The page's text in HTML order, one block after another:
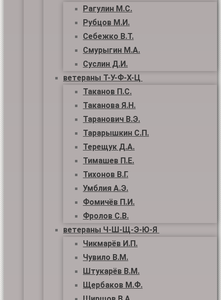
Рагулин М.С.
Рубцов М.И.
Себежко В.Т.
Смурыгин М.А.
Суслин Д.И.
ветераны Т-У-Ф-Х-Ц
Таканов П.С.
Таканова Я.Н.
Таранович В.Э.
Тарарышкин С.П.
Терещук Д.А.
Тимашев П.Е.
Тихонов В.Г.
Умблия А.Э.
Фомичёв П.И.
Фролов С.В.
ветераны Ч-Ш-Щ-Э-Ю-Я
Чикмарёв И.П.
Чувило В.М.
Штукарёв В.М.
Щербаков М.Ф.